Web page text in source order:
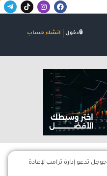
F
a
b
I
n
a
m
T
i
T
e
-
دخول انشاء حساب
جوجل تدعو إدارة ترامب لإعادة